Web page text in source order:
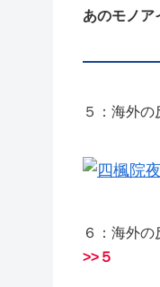
あのモノア
５：海外の
６：海外の
>>５